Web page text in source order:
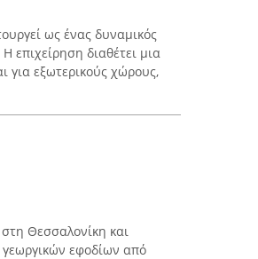
ως ένας δυναμικός
επιχείρηση διαθέτει μια
για εξωτερικούς χώρους,
Θεσσαλονίκη και
γεωργικών εφοδίων από